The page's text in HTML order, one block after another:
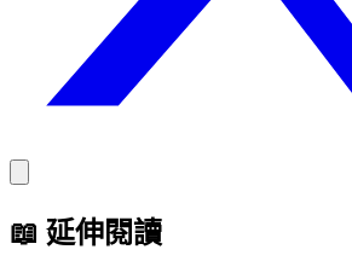
📖 延伸閱讀